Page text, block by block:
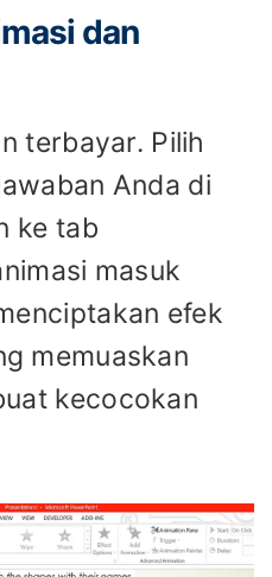
dan
terbayar. Pilih
Anda di
ke tab
masuk
efek
memuaskan
kecocokan